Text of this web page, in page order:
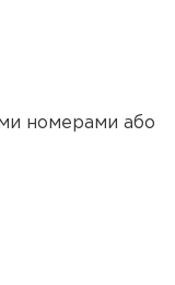
номерами або